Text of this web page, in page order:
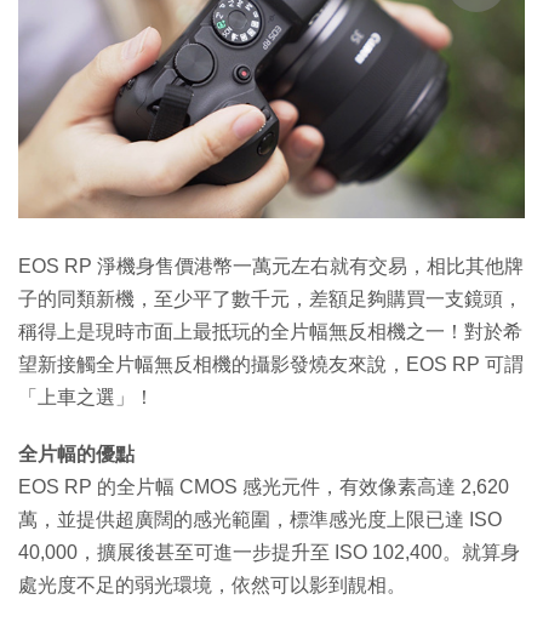
EOS RP 淨機身售價港幣一萬元左右就有交易，相比其他牌
子的同類新機，至少平了數千元，差額足夠購買一支鏡頭，
稱得上是現時市面上最抵玩的全片幅無反相機之一！對於希
望新接觸全片幅無反相機的攝影發燒友來說，EOS RP 可謂
「上車之選」！
全片幅的優點
EOS RP 的全片幅 CMOS 感光元件，有效像素高達 2,620
萬，並提供超廣闊的感光範圍，標準感光度上限已達 ISO
40,000，擴展後甚至可進一步提升至 ISO 102,400。就算身
處光度不足的弱光環境，依然可以影到靚相。